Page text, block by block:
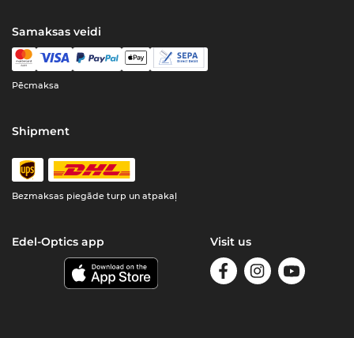
Samaksas veidi
Pēcmaksa
Shipment
Bezmaksas piegāde turp un atpakaļ
Edel-Optics app Visit us